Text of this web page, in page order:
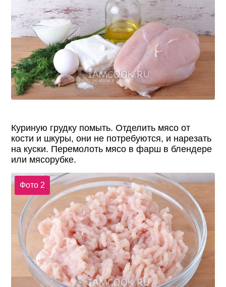
Куриную грудку помыть. Отделить мясо от
кости и шкуры, они не потребуются, и нарезать
на куски. Перемолоть мясо в фарш в блендере
или мясорубке.
Фото 2